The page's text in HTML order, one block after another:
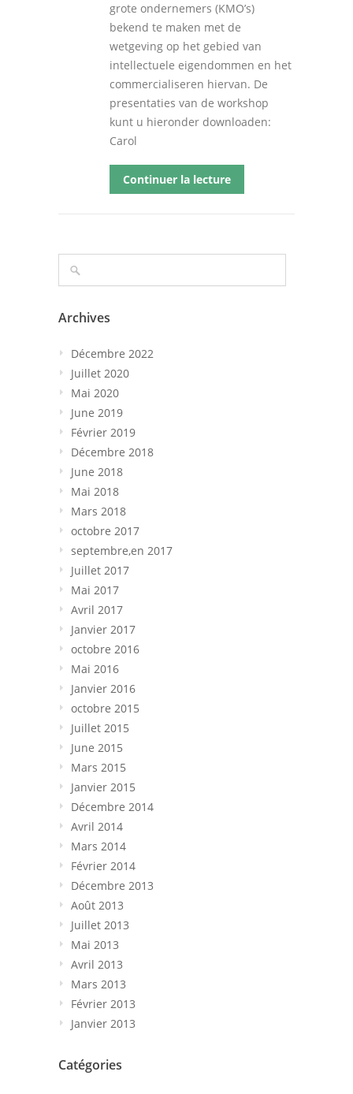
grote ondernemers (KMO’s)
bekend te maken met de
wetgeving op het gebied van
intellectuele eigendommen en het
commercialiseren hiervan. De
presentaties van de workshop
kunt u hieronder downloaden:
Carol
Continuer la lecture
Archives
Décembre 2022
Juillet 2020
Mai 2020
June 2019
Février 2019
Décembre 2018
June 2018
Mai 2018
Mars 2018
octobre 2017
septembre,en 2017
Juillet 2017
Mai 2017
Avril 2017
Janvier 2017
octobre 2016
Mai 2016
Janvier 2016
octobre 2015
Juillet 2015
June 2015
Mars 2015
Janvier 2015
Décembre 2014
Avril 2014
Mars 2014
Février 2014
Décembre 2013
Août 2013
Juillet 2013
Mai 2013
Avril 2013
Mars 2013
Février 2013
Janvier 2013
Catégories